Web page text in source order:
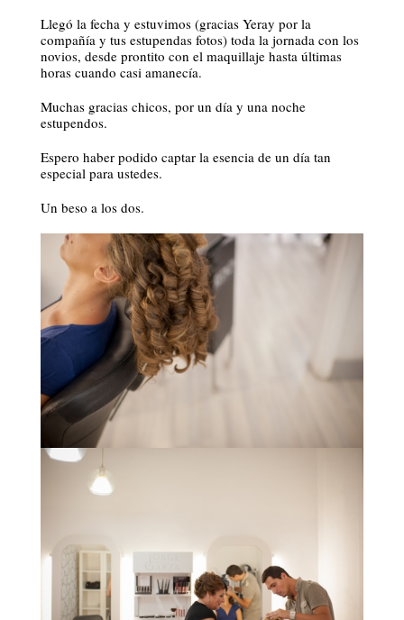
Llegó la fecha y estuvimos (gracias Yeray por la
compañía y tus estupendas fotos) toda la jornada con los
novios, desde prontito con el maquillaje hasta últimas
horas cuando casi amanecía.
Muchas gracias chicos, por un día y una noche
estupendos.
Espero haber podido captar la esencia de un día tan
especial para ustedes.
Un beso a los dos.